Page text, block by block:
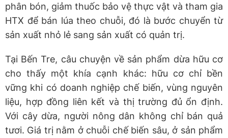
phân bón, giảm thuốc bảo vệ thực vật và tham gia
HTX để bán lúa theo chuỗi, đó là bước chuyển từ
sản xuất nhỏ lẻ sang sản xuất có quản trị.
Tại Bến Tre, câu chuyện về sản phẩm dừa hữu cơ
cho thấy một khía cạnh khác: hữu cơ chỉ bền
vững khi có doanh nghiệp chế biến, vùng nguyên
liệu, hợp đồng liên kết và thị trường đủ ổn định.
Với cây dừa, người nông dân không chỉ bán quả
tươi. Giá trị nằm ở chuỗi chế biến sâu, ở sản phẩm